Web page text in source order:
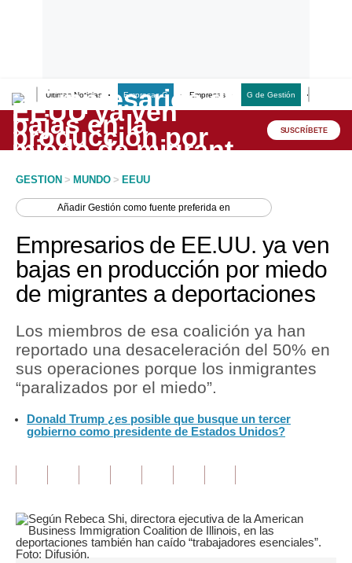
Últimas Noticias Empresas G Empresas G de Gestión
Lo último
Peru Quiosco
Economía
Mercados
Política
Tu Dinero
Finanzas Personales
Editorial
SUSCRÍBETE
GESTION > MUNDO > EEUU
AñadirGestión como fuente preferida en
Empresarios de EE.UU. ya ven
bajas en producción por miedo
de migrantes a deportaciones
Los miembros de esa coalición ya han
reportado una desaceleración del 50% en
sus operaciones porque los inmigrantes
“paralizados por el miedo”.
Donald Trump ¿es posible que busque un tercer
gobierno como presidente de Estados Unidos?